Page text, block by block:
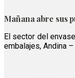
Mañana abre sus
El sector del
embalajes, Andina